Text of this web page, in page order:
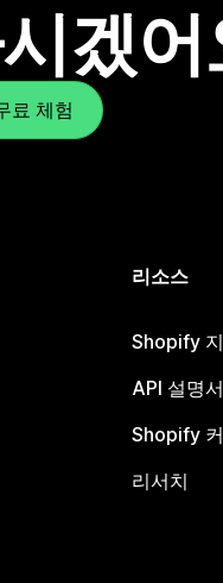
겠어
료 체험
리소스
Shopify
API 설명서
Shopify
리서치